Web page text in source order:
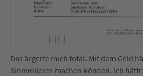
Das ärgerte mich total. Mit dem Geld
Sinnvolleres machen können. Ich